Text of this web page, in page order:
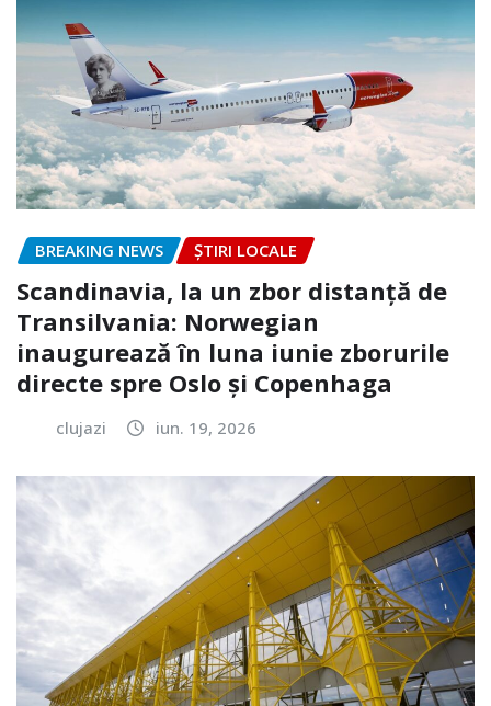
BREAKING NEWS ȘTIRI LOCALE
Scandinavia, la un zbor distanță de
Transilvania: Norwegian
inaugurează în luna iunie zborurile
directe spre Oslo și Copenhaga
clujazi iun. 19, 2026